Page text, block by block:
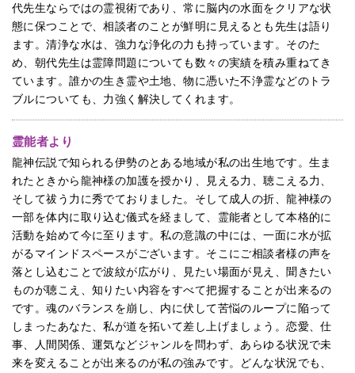
代先生ならではの霊視術であり、常に脳内の水面をクリアな状
態に保つことで、相談者のことが鮮明に見えるとも先生は語り
ます。清浄な水は、強力な浄化の力も持っています。そのた
め、朝代先生は霊障問題についても数々の実績を積み重ねてき
ています。誰かの生き霊や土地、物に憑いた不浄霊などのトラ
ブルについても、力強く解決してくれます。
霊能者より
龍神伝説で知られる伊勢のとある地域が私の出生地です。生ま
れたときから龍神様の加護を授かり、見える力、聴こえる力、
そして祓う力に秀でておりました。そして成人の折、龍神様の
一部を体内に取り込む儀式を経まして、霊能者として本格的に
活動を始めて今に至ります。私の意識の中には、一面に水が拡
がるマインドスペースがございます。そこにご相談者様の声を
落とし込むことで波紋が広がり、見たい場面が見え、聞きたい
ものが聴こえ、知りたい内容をすべて把握することが出来るの
です。魂のバランスを崩し、内に伏して苦悩のループに陥って
しまったあなた、私が道を拓いて差し上げましょう。恋愛、仕
事、人間関係、運気などジャンルを問わず、あらゆる状況で未
来を変えることが出来るのが私の強みです。どんな状況でも、